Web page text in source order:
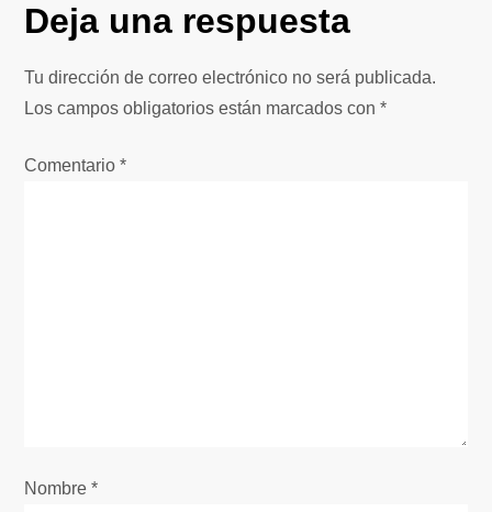
e
g
a
c
e
Deja una respuesta
Tu dirección de correo electrónico no será publicada.
Los campos obligatorios están marcados con*
Comentario*
Nombre*